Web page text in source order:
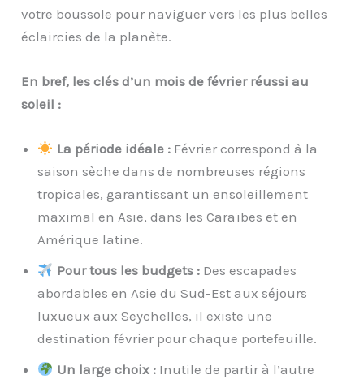
votre boussole pour naviguer vers les plus belles
éclaircies de la planète.
En bref, les clés d’un mois de février réussi au
soleil :
La période idéale :Février correspond à la
saison sèche dans de nombreuses régions
tropicales, garantissant un ensoleillement
maximal en Asie, dans les Caraïbes et en
Amérique latine.
Pour tous les budgets :Des escapades
abordables en Asie du Sud-Est aux séjours
luxueux aux Seychelles, il existe une
destination février pour chaque portefeuille.
Un large choix :Inutile de partir à l’autre